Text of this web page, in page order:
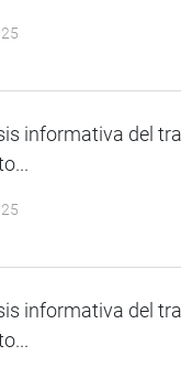
informativa del
informativa del